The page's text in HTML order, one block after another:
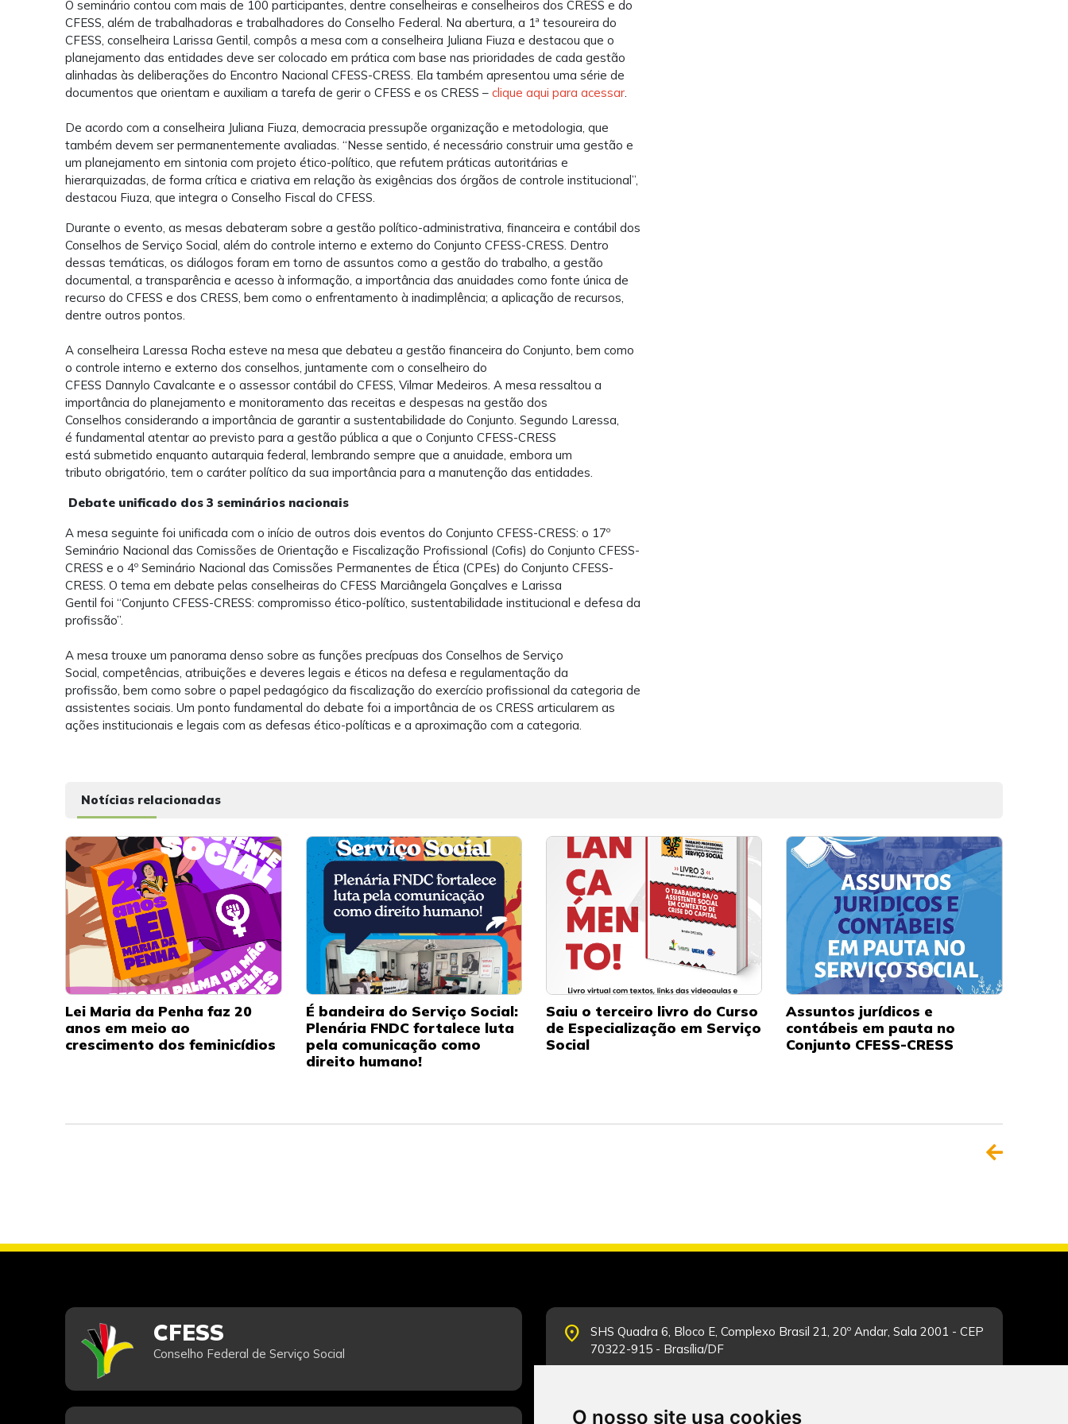
O nosso site usa cookies
O seminário contou com mais de 100 participantes, dentre conselheiras e conselheiros dos CRESS e do
CFESS, além de trabalhadoras etrabalhadores do Conselho Federal. Na abertura, a 1ª tesoureira do
CFESS, conselheira Larissa Gentil, compôs a mesa com a conselheira Juliana Fiuza e destacou que o
planejamento das entidades deve ser colocado em prática com base nas prioridades de cada gestão
alinhadas às deliberações do Encontro Nacional CFESS-CRESS. Ela também apresentou uma série de
documentos que orientam e auxiliam a tarefa de gerir o CFESS e os CRESS –clique aqui para acessar.
De acordo com a conselheira Juliana Fiuza, democracia pressupõe organização e metodologia, que
também devem ser permanentemente avaliadas. “Nesse sentido, é necessário construir uma gestão e
um planejamento em sintonia com projeto ético-político, que refutem práticas autoritárias e
hierarquizadas, de forma crítica e criativa em relação às exigências dos órgãos de controle institucional”,
destacou Fiuza, que integra o Conselho Fiscal do CFESS.
Durante o evento, as mesas debateram sobre a gestão político-administrativa, financeira e contábil dos
Conselhos de Serviço Social, além do controle interno e externo do Conjunto CFESS-CRESS. Dentro
dessas temáticas, os diálogos foram em torno de assuntos como a gestão do trabalho, a gestão
documental, a transparência e acesso à informação, a importância das anuidades como fonte única de
recurso do CFESS e dos CRESS, bem como o enfrentamento à inadimplência; a aplicação de recursos,
dentre outros pontos.
A conselheira Laressa Rocha esteve na mesa que debateu a gestão financeira do Conjunto, bem como
o controle interno e externo dos conselhos, juntamente com o conselheiro do
CFESS Dannylo Cavalcante e o assessor contábil do CFESS, Vilmar Medeiros. A mesa ressaltou a
importância do planejamento e monitoramento das receitas e despesas na gestão dos
Conselhos considerando a importância de garantir a sustentabilidade do Conjunto. Segundo Laressa,
é fundamental atentar ao previsto para a gestão pública a que o Conjunto CFESS-CRESS
está submetido enquanto autarquia federal, lembrando sempre que a anuidade, embora um
tributo obrigatório, tem o caráter político da sua importância para a manutenção das entidades.
Debate unificado dos 3 seminários nacionais
A mesa seguinte foi unificada com o início de outros dois eventos do Conjunto CFESS-CRESS: o 17º
Seminário Nacional das Comissões de Orientação e Fiscalização Profissional (Cofis) do Conjunto CFESS-
CRESS e o 4º Seminário Nacional das Comissões Permanentes de Ética (CPEs) do Conjunto CFESS-
CRESS. O tema em debate pelas conselheiras do CFESS Marciângela Gonçalves e Larissa
Gentil foi “Conjunto CFESS-CRESS: compromisso ético-político, sustentabilidade institucional e defesa da
profissão”.
A mesa trouxe um panorama denso sobre as funções precípuas dos Conselhos de Serviço
Social, competências, atribuições e deveres legais e éticos na defesa e regulamentação da
profissão, bem como sobre o papel pedagógico da fiscalização do exercício profissional da categoria de
assistentes sociais. Um ponto fundamental do debate foi a importância de os CRESS articularem as
ações institucionais e legais com as defesas ético-políticas e a aproximação com a categoria.
Notícias relacionadas
Lei Maria da Penha faz 20
anos em meio ao
crescimento dos feminicídios
É bandeira do Serviço Social:
Plenária FNDC fortalece luta
pela comunicação como
direito humano!
Saiu o terceiro livro do Curso
de Especialização em Serviço
Social
Assuntos jurídicos e
contábeis em pauta no
Conjunto CFESS-CRESS
CFESS
Conselho Federal de Serviço Social
place
SHS Quadra 6, Bloco E, Complexo Brasil 21, 20º Andar, Sala 2001 - CEP
70322-915 - Brasília/DF